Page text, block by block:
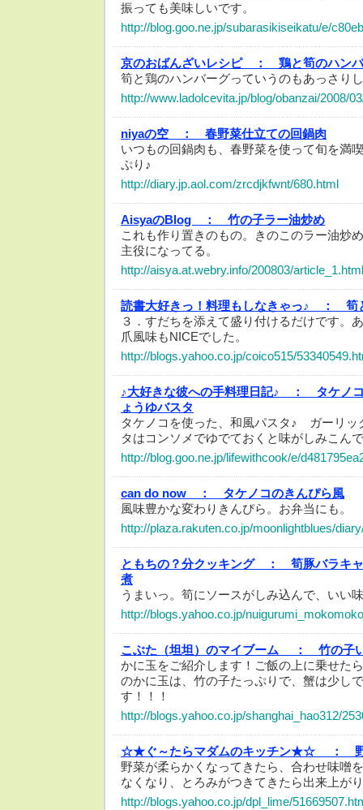
振っても美味しいです。
http://blog.goo.ne.jp/subarasikiseikatu/e/
京のおばんざいレシピ ：
鶏と筍のハン
筍と鶏のハンバーグっていうのもあっさり
http://www.ladolcevita.jp/blog/obanzai/2008/
niyaの空 ：
春野菜仕立ての回鍋肉
いつもの回鍋肉も、春野菜を使って旬を満
ぷり♪
http://diary.jp.aol.com/zrcdjkfwnt/680.html
AisyaのBlog ：
竹の子ラー油炒め
これも作り置きのもの。きのこのラー油炒
主役になってる。
http://aisya.at.webry.info/200803/article_1.html
読書大好きっ！料理もしなきゃっ♪ ：
筍
３．すだちを添えて盛り付けるだけです。
爪風味もNICEでした。
http://blogs.yahoo.co.jp/coico515/
♪大好きな彼への手料理日記♪ ：
タケノ
ょうゆバスタ
タケノコを使った、和風パスタ♪ ガーリッ
タはコンソメでゆでておくと味がしみこん
http://blog.goo.ne.jp/lifewithcook/e/
can do now ：
タケノコのきんぴら風
風味豊かな変わりきんぴら。お弁当にも。
http://plaza.rakuten.co.jp/moonlightblues/
ともちの？分クッキング ：
筍豚バラキ
煮
うまいっ。筍にソースがしみ込んで、いい
http://blogs.yahoo.co.jp/
こぶた（坦坦）のマイブーム ：
竹の子
かに玉をご紹介します！ご飯の上に乗せた
のかに玉は、竹の子たっぷりで、蟹は少し
す！！！
http://blogs.yahoo.co.jp/shanghai_hao312/
☆★ぐ～たらマダムのキッチン★☆ ：
野菜が柔らかくなってきたら、合わせ味噌
なくなり、とろみがつきてきたら出来上が
http://blogs.yahoo.co.jp/dpl_lime/